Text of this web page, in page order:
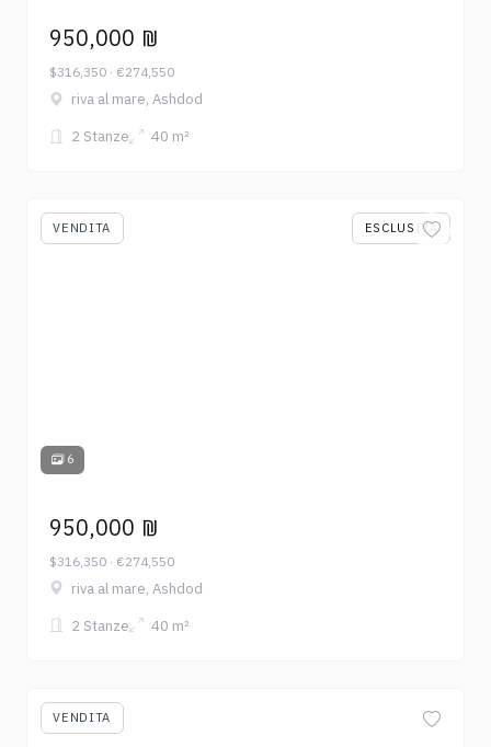
950,000 ₪
$316,350 · €274,550
riva al mare, Ashdod
2 Stanze
40 m²
VENDITA ESCLUSIVA
6
950,000 ₪
$316,350 · €274,550
riva al mare, Ashdod
2 Stanze
40 m²
VENDITA